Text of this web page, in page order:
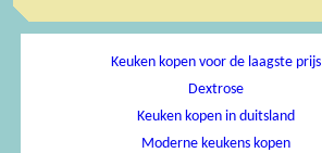
Keuken kopen voor de laagste prijs
Dextrose
Keuken kopen in duitsland
Moderne keukens kopen